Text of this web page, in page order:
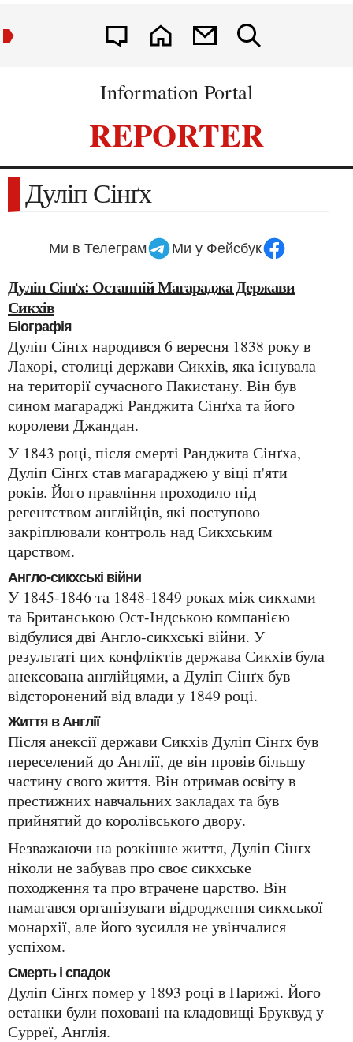
Information Portal
REPORTER
Дуліп Сінґх
Ми в Телеграм Ми у Фейсбук
Дуліп Сінґх: Останній Магараджа Держави
Сикхів
Біографія
Дуліп Сінґх народився 6 вересня 1838 року в
Лахорі, столиці держави Сикхів, яка існувала
на території сучасного Пакистану. Він був
сином магараджі Ранджита Сінґха та його
королеви Джандан.
У 1843 році, після смерті Ранджита Сінґха,
Дуліп Сінґх став магараджею у віці п'яти
років. Його правління проходило під
регентством англійців, які поступово
закріплювали контроль над Сикхським
царством.
Англо-сикхські війни
У 1845-1846 та 1848-1849 роках між сикхами
та Британською Ост-Індською компанією
відбулися дві Англо-сикхські війни. У
результаті цих конфліктів держава Сикхів була
анексована англійцями, а Дуліп Сінґх був
відсторонений від влади у 1849 році.
Життя в Англії
Після анексії держави Сикхів Дуліп Сінґх був
переселений до Англії, де він провів більшу
частину свого життя. Він отримав освіту в
престижних навчальних закладах та був
прийнятий до королівського двору.
Незважаючи на розкішне життя, Дуліп Сінґх
ніколи не забував про своє сикхське
походження та про втрачене царство. Він
намагався організувати відродження сикхської
монархії, але його зусилля не увінчалися
успіхом.
Смерть і спадок
Дуліп Сінґх помер у 1893 році в Парижі. Його
останки були поховані на кладовищі Бруквуд у
Сурреї, Англія.